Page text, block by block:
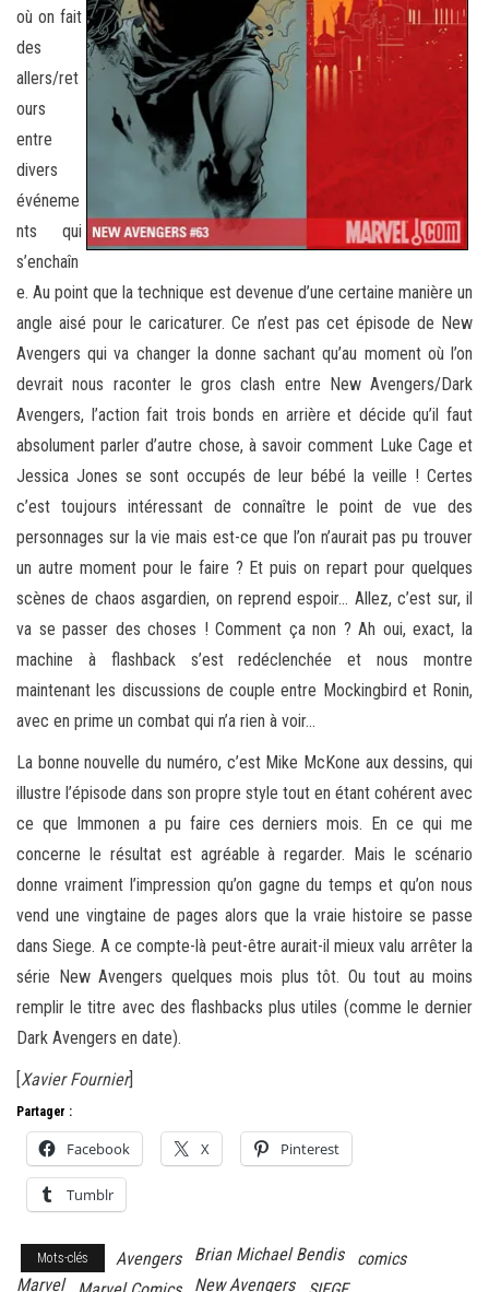
où on fait
des
allers/ret
ours
entre
divers
événeme
nts qui
s’enchaîn
e. Au point que la technique est devenue d’une certaine manière un
angle aisé pour le caricaturer. Ce n’est pas cet épisode de New
Avengers qui va changer la donne sachant qu’au moment où l’on
devrait nous raconter le gros clash entre New Avengers/Dark
Avengers, l’action fait trois bonds en arrière et décide qu’il faut
absolument parler d’autre chose, à savoir comment Luke Cage et
Jessica Jones se sont occupés de leur bébé la veille ! Certes
c’est toujours intéressant de connaître le point de vue des
personnages sur la vie mais est-ce que l’on n’aurait pas pu trouver
un autre moment pour le faire ? Et puis on repart pour quelques
scènes de chaos asgardien, on reprend espoir… Allez, c’est sur, il
va se passer des choses ! Comment ça non ? Ah oui, exact, la
machine à flashback s’est redéclenchée et nous montre
maintenant les discussions de couple entre Mockingbird et Ronin,
avec en prime un combat qui n’a rien à voir…
La bonne nouvelle du numéro, c’est Mike McKone aux dessins, qui
illustre l’épisode dans son propre style tout en étant cohérent avec
ce que Immonen a pu faire ces derniers mois. En ce qui me
concerne le résultat est agréable à regarder. Mais le scénario
donne vraiment l’impression qu’on gagne du temps et qu’on nous
vend une vingtaine de pages alors que la vraie histoire se passe
dans Siege. A ce compte-là peut-être aurait-il mieux valu arrêter la
série New Avengers quelques mois plus tôt. Ou tout au moins
remplir le titre avec des flashbacks plus utiles (comme le dernier
Dark Avengers en date).
[Xavier Fournier]
Partager :
Facebook X Pinterest
Tumblr
Mots-clés Avengers Brian Michael Bendis
comics
Marvel
New Avengers